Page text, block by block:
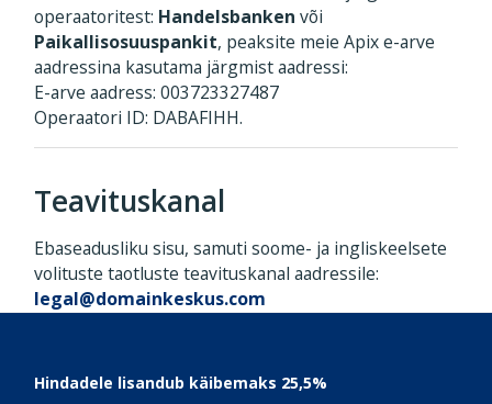
operaatoritest: Handelsbankenvõi
Paikallisosuuspankit, peaksite meie Apix e-arve
aadressina kasutama järgmist aadressi:
E-arve aadress: 003723327487
Operaatori ID: DABAFIHH.
Teavituskanal
Ebaseadusliku sisu, samuti soome- ja ingliskeelsete
volituste taotluste teavituskanal aadressile:
legal@domainkeskus.com
Footer
Hindadele lisandub käibemaks 25,5%